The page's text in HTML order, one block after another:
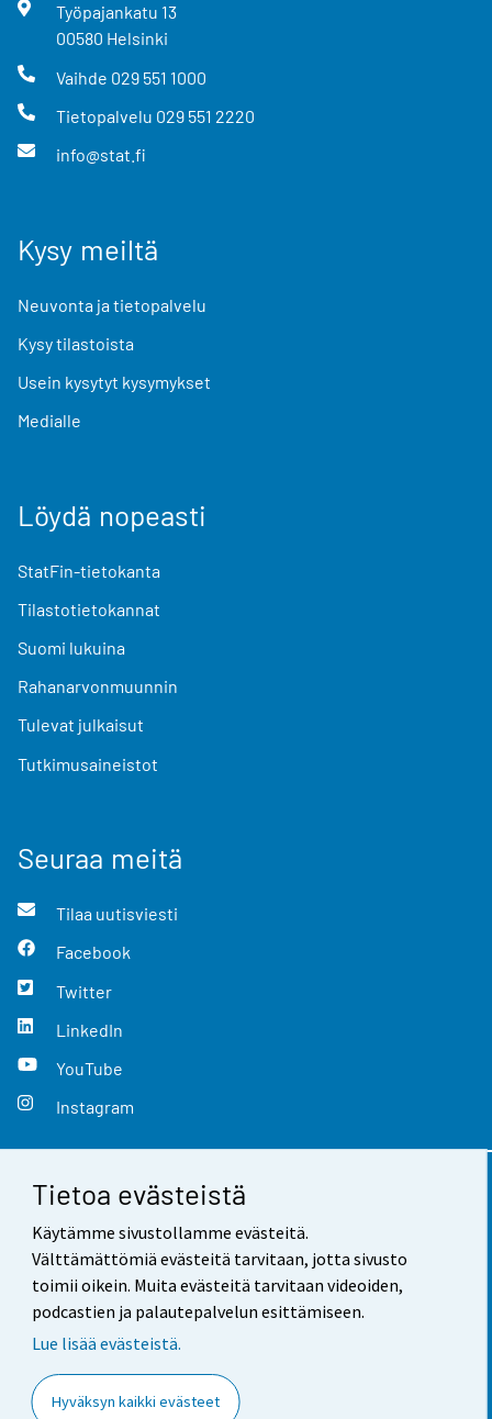
Tietoa evästeistä
Käytämme sivustollamme evästeitä.
Välttämättömiä evästeitä tarvitaan, jotta sivusto
toimii oikein. Muita evästeitä tarvitaan videoiden,
podcastien ja palautepalvelun esittämiseen.
Lue lisää evästeistä.
Hyväksyn kaikki evästeet
Työpajankatu 13
00580 Helsinki
Vaihde 029 551 1000
Tietopalvelu 029 551 2220
info@stat.fi
Kysy meiltä
Neuvonta ja tietopalvelu
Kysy tilastoista
Usein kysytyt kysymykset
Medialle
Löydä nopeasti
StatFin-tietokanta
Tilastotietokannat
Suomi lukuina
Rahanarvonmuunnin
Tulevat julkaisut
Tutkimusaineistot
Seuraa meitä
Tilaa uutisviesti
Facebook
Twitter
LinkedIn
YouTube
Instagram
Yhteystiedot
Palaute
Käyttöehdot
Saavutettavuus